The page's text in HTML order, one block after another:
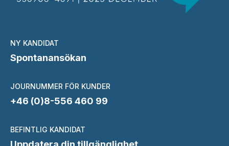
NY KANDIDAT
Spontanansökan
JOURNUMMER FÖR KUNDER
+46 (0)8-556 460 99
BEFINTLIG KANDIDAT